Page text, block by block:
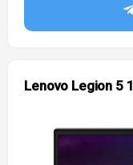
Lenovo Legion 5